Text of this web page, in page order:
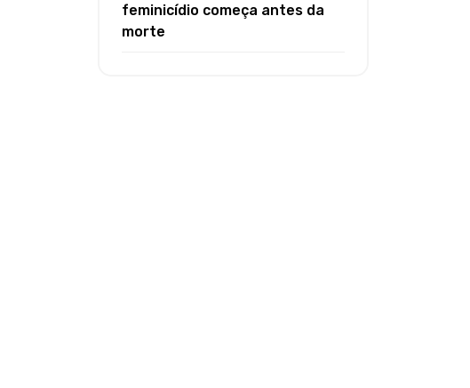
feminicídio começa antes da
morte